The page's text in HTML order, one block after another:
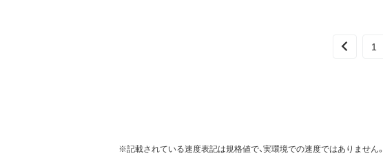
1
※記載されている速度表記は規格値で、実環境での速度ではありません。